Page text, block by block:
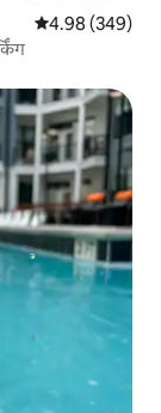
5 पैकी 4.98
4.98 (349)